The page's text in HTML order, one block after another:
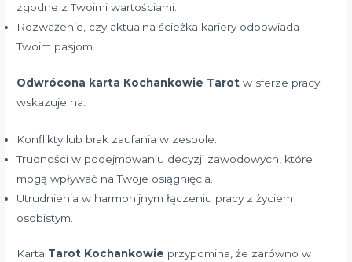
zgodne z Twoimi wartościami.
Rozważenie, czy aktualna ścieżka kariery odpowiada
Twoim pasjom.
Odwrócona karta Kochankowie Tarot w sferze pracy
wskazuje na:
Konflikty lub brak zaufania w zespole.
Trudności w podejmowaniu decyzji zawodowych, które
mogą wpływać na Twoje osiągnięcia.
Utrudnienia w harmonijnym łączeniu pracy z życiem
osobistym.
Karta Tarot Kochankowie przypomina, że zarówno w